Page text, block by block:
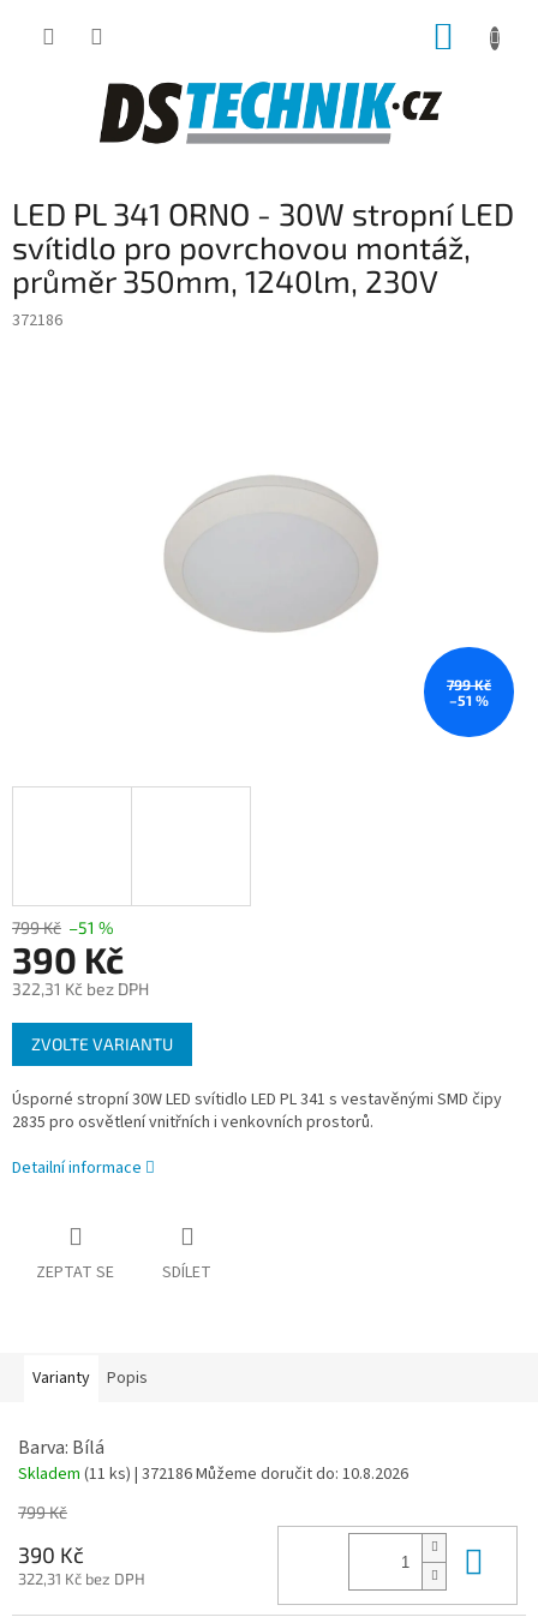
LED PL 341 ORNO - 30W stropní LED
svítidlo pro povrchovou montáž,
průměr 350mm, 1240lm, 230V
372186
799 Kč
–51 %
799 Kč –51 %
390 Kč
322,31 Kč bez DPH
Měrná
cena:
ZVOLTE VARIANTU
Úsporné stropní 30W LED svítidlo LED PL 341 s vestavěnými SMD čipy
2835 pro osvětlení vnitřních i venkovních prostorů.
Detailní informace
ZEPTAT SE SDÍLET
Varianty Popis
Barva: Bílá
Skladem (11 ks) | 372186Můžeme doručit do: 10.8.2026
799 Kč
390 Kč
322,31 Kč bez DPH